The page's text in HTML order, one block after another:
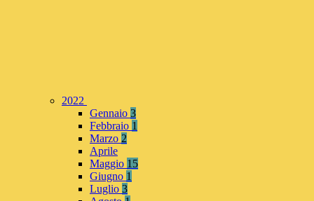
2022
Gennaio 3
Febbraio 1
Marzo 2
Aprile
Maggio 15
Giugno 1
Luglio 3